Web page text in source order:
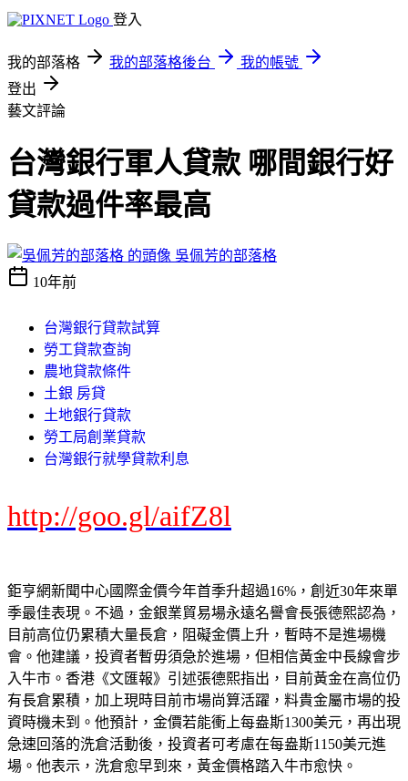
登入
我的部落格 我的部落格後台
我的帳號
登出
藝文評論
台灣銀行軍人貸款 哪間銀行好
貸款過件率最高
吳佩芳的部落格
10年前
台灣銀行貸款試算
勞工貸款查詢
農地貸款條件
土銀 房貸
土地銀行貸款
勞工局創業貸款
台灣銀行就學貸款利息
http://goo.gl/aifZ8l
鉅亨網新聞中心國際金價今年首季升超過16%，創近30年來單
季最佳表現。不過，金銀業貿易場永遠名譽會長張德熙認為，
目前高位仍累積大量長倉，阻礙金價上升，暫時不是進場機
會。他建議，投資者暫毋須急於進場，但相信黃金中長線會步
入牛市。香港《文匯報》引述張德熙指出，目前黃金在高位仍
有長倉累積，加上現時目前市場尚算活躍，料貴金屬市場的投
資時機未到。他預計，金價若能衝上每盎斯1300美元，再出現
急速回落的洗倉活動後，投資者可考慮在每盎斯1150美元進
場。他表示，洗倉愈早到來，黃金價格踏入牛市愈快。